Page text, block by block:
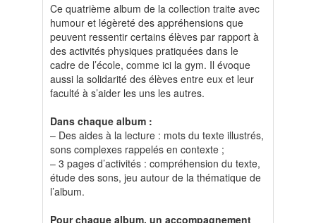
Ce quatrième album de la collection traite avec
humour et légèreté des appréhensions que
peuvent ressentir certains élèves par rapport à
des activités physiques pratiquées dans le
cadre de l’école, comme ici la gym. Il évoque
aussi la solidarité des élèves entre eux et leur
faculté à s’aider les uns les autres.
Dans chaque album :
– Des aides à la lecture : mots du texte illustrés,
sons complexes rappelés en contexte ;
– 3 pages d’activités : compréhension du texte,
étude des sons, jeu autour de la thématique de
l’album.
Pour chaque album, un accompagnement